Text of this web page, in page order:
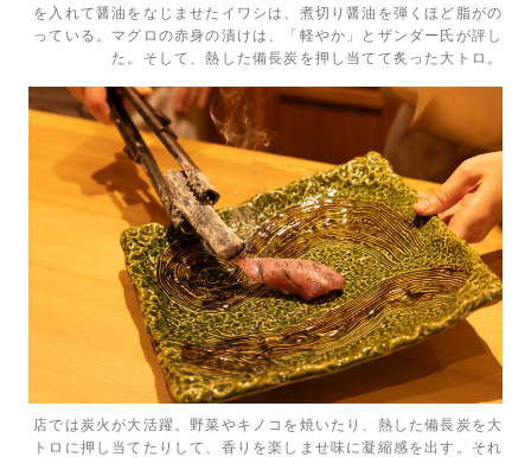
を入れて醤油をなじませたイワシは、煮切り醤油を弾くほど脂がの
っている。マグロの赤身の漬けは、「軽やか」とザンダー氏が評し
た。そして、熱した備長炭を押し当てて炙った大トロ。
店では炭火が大活躍。野菜やキノコを焼いたり、熱した備長炭を大
トロに押し当てたりして、香りを楽しませ味に凝縮感を出す。それ